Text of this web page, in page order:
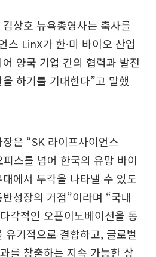
상호 뉴욕총영사는 축사를
스 LinX가 한·미 바이오 산업
양국 기업 간의 협력과 발전
하기를 기대한다”고 말했
은 “SK 라이프사이언스
스를 넘어 한국의 유망 바이
에서 두각을 나타낼 수 있도
성장의 거점”이라며 “국내
각적인 오픈이노베이션을 통
유기적으로 결합하고, 글로벌
를 창출하는 지속 가능한 상